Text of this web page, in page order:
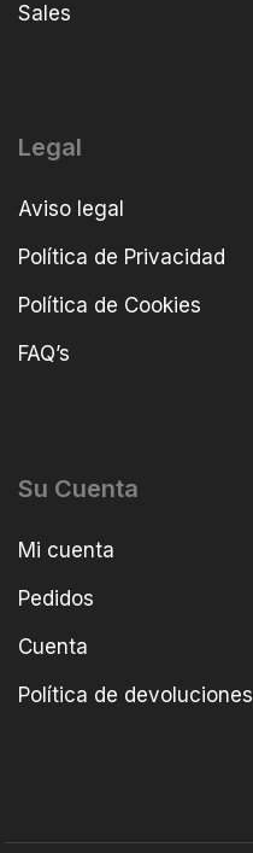
Sales
Legal
Aviso legal
Política de Privacidad
Política de Cookies
FAQ’s
Su Cuenta
Mi cuenta
Pedidos
Cuenta
Política de devoluciones